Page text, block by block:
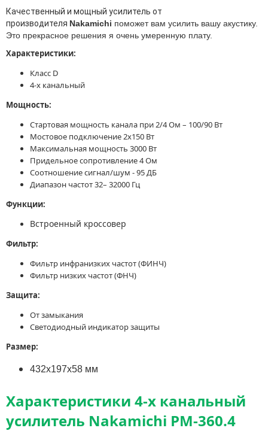
Качественный и мощный усилитель от
производителя Nakamichi поможет вам усилить вашу акустику.
Это прекрасное решения я очень умеренную плату.
Характеристики:
Класс D
4-х канальный
Мощность:
Стартовая мощность канала при 2/4 Ом – 100/90 Вт
Мостовое подключение 2х150 Вт
Максимальная мощность 3000 Вт
Придельное сопротивление 4 Ом
Соотношение сигнал/шум - 95 ДБ
Диапазон частот 32– 32000 Гц
Функции:
Встроенный кроссовер
Фильтр:
Фильтр инфранизких частот (ФИНЧ)
Фильтр низких частот (ФНЧ)
Защита:
От замыкания
Светодиодный индикатор защиты
Размер:
432x197x58 мм
Характеристики 4-х канальный
усилитель Nakamichi PM-360.4